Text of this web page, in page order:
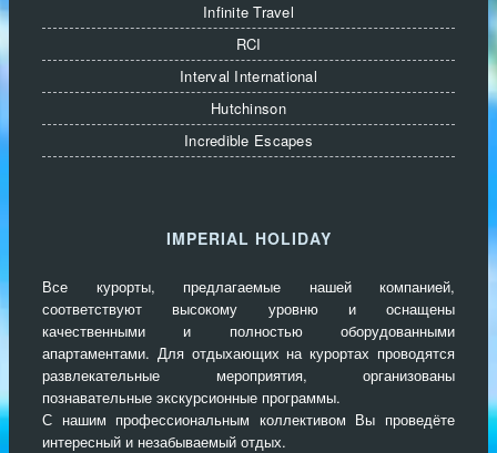
Infinite Travel
RCI
Interval International
Hutchinson
Incredible Escapes
IMPERIAL HOLIDAY
Все курорты, предлагаемые нашей компанией,
соответствуют высокому уровню и оснащены
качественными и полностью оборудованными
апартаментами. Для отдыхающих на курортах проводятся
развлекательные мероприятия, организованы
познавательные экскурсионные программы.
С нашим профессиональным коллективом Вы проведёте
интересный и незабываемый отдых.